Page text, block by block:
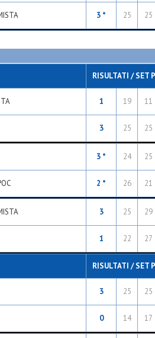
3 * 25 25
RISULTATI / SET
1 19 11
3 25 25
3 * 24 25
2 * 26 21
3 25 29
1 22 27
RISULTATI / SET
3 25 25
0 14 17